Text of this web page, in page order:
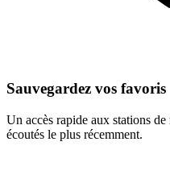
Sauvegardez vos favoris
Un accès rapide aux stations
écoutés le plus récemment.